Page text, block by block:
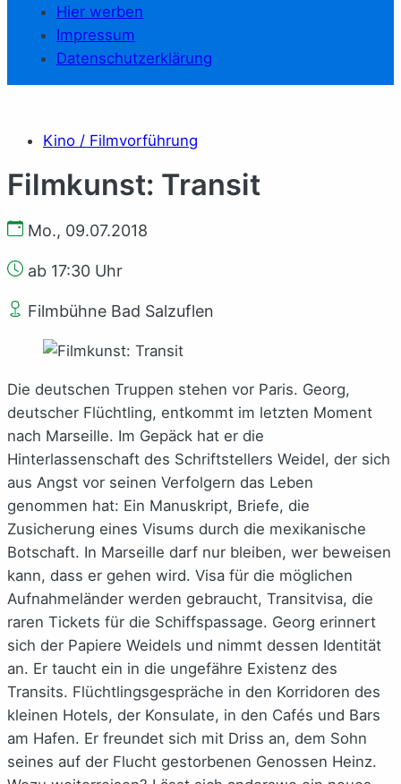
Hier werben
Impressum
Datenschutzerklärung
Kino / Filmvorführung
Filmkunst: Transit
Mo., 09.07.2018
ab 17:30 Uhr
Filmbühne Bad Salzuflen
Die deutschen Truppen stehen vor Paris. Georg,
deutscher Flüchtling, entkommt im letzten Moment
nach Marseille. Im Gepäck hat er die
Hinterlassenschaft des Schriftstellers Weidel, der sich
aus Angst vor seinen Verfolgern das Leben
genommen hat: Ein Manuskript, Briefe, die
Zusicherung eines Visums durch die mexikanische
Botschaft. In Marseille darf nur bleiben, wer beweisen
kann, dass er gehen wird. Visa für die möglichen
Aufnahmeländer werden gebraucht, Transitvisa, die
raren Tickets für die Schiffspassage. Georg erinnert
sich der Papiere Weidels und nimmt dessen Identität
an. Er taucht ein in die ungefähre Existenz des
Transits. Flüchtlingsgespräche in den Korridoren des
kleinen Hotels, der Konsulate, in den Cafés und Bars
am Hafen. Er freundet sich mit Driss an, dem Sohn
seines auf der Flucht gestorbenen Genossen Heinz.